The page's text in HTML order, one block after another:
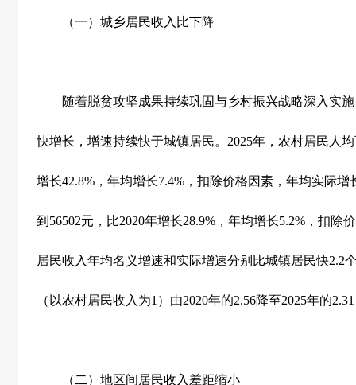
（一）城乡居民收入比下降
随着脱贫攻坚成果持续巩固与乡村振兴战略深入实施
快增长，增速持续快于城镇居民。 2025年，农村居民人
增长42.8% ，年均增长7.4% ，扣除价格因素，年均实际增
到 56502元，比2020年增长28.9% ，年均增长5.2% ，扣除
居民收入年均名义增速和实际增速分别比城镇居民快2.2
（以农村居民收入为1 ）由2020年的2.56降至2025年的2.31
（二）地区间居民收入差距缩小